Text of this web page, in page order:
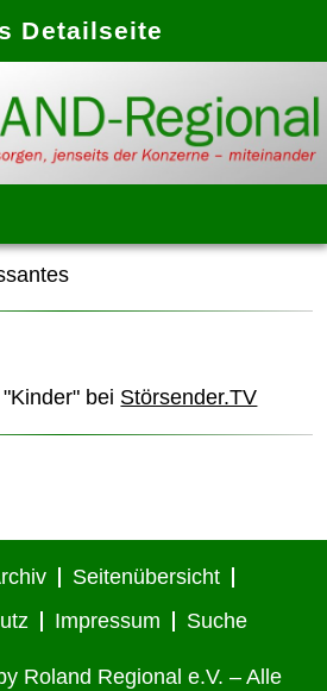
Detailseite
V.
bei Störsender.TV
Seitenübersicht
Impressum Suche
Roland Regional e.V. – Alle